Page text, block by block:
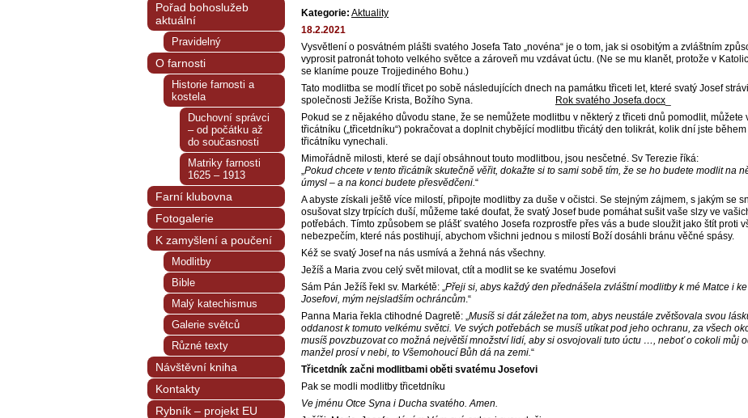
Kategorie: Aktuality
18.2.2021
Vysvětlení o posvátném plášti svatého Josefa Tato „novéna“ je o tom, jak si osobitým a zvláštním
vyprosit patronát tohoto velkého světce a zároveň mu vzdávat úctu. (Ne se mu klanět, protože v
se klaníme pouze Trojjediného Bohu.)
Tato modlitba se modlí třicet po sobě následujících dnech na památku třiceti let, které svatý Josef
společnosti Ježíše Krista, Božího Syna.
Rok svatého Josefa.docx
Pokud se z nějakého důvodu stane, že se nemůžete modlitbu v některý z třiceti dnů pomodlit, můžete
třicátníku („třicetdníku“) pokračovat a doplnit chybějící modlitbu třicátý den tolikrát, kolik dní jste během
třicátníku vynechali.
Mimořádně milosti, které se dají obsáhnout touto modlitbou, jsou nesčetné. Sv Terezie říká:
„Pokud chcete v tento třicátník skutečně věřit, dokažte si to sami sobě tím, že se ho budete modlit na
úmysl – a na konci budete přesvědčeni.“
A abyste získali ještě více milostí, připojte modlitby za duše v očistci. Se stejným zájmem, s jakým se
osušovat slzy trpících duší, můžeme také doufat, že svatý Josef bude pomáhat sušit vaše slzy ve
potřebách. Tímto způsobem se plášť svatého Josefa rozprostře přes vás a bude sloužit jako štít proti
nebezpečím, které nás postihují, abychom všichni jednou s milostí Boží dosáhli bránu věčné spásy.
Kéž se svatý Josef na nás usmívá a žehná nás všechny.
Ježíš a Maria zvou celý svět milovat, ctít a modlit se ke svatému Josefovi
Sám Pán Ježíš řekl sv. Markétě: „Přeji si, abys každý den přednášela zvláštní modlitby k mé Matce i
Josefovi, mým nejsladším ochráncům.“
Panna Maria řekla ctihodné Dagretě: „Musíš si dát záležet na tom, abys neustále zvětšovala svou
oddanost k tomuto velkému světci. Ve svých potřebách se musíš utíkat pod jeho ochranu, za všech
musíš povzbuzovat co možná největší množství lidí, aby si osvojovali tuto úctu …, neboť o cokoli můj
manžel prosí v nebi, to Všemohoucí Bůh dá na zemi.“
Třicetdník začni modlitbami oběti svatému Josefovi
Pak se modli modlitby třicetdníku
Ve jménu Otce Syna i Ducha svatého. Amen.
Pořad bohoslužeb
aktuální
Pravidelný
O farnosti
Historie farnosti a
kostela
Duchovní správci
– od počátku až
do současnosti
Matriky farnosti
1625 – 1913
Farní klubovna
Fotogalerie
K zamyšlení a poučení
Modlitby
Bible
Malý katechismus
Galerie světců
Různé texty
Návštěvní kniha
Kontakty
Rybník – projekt EU